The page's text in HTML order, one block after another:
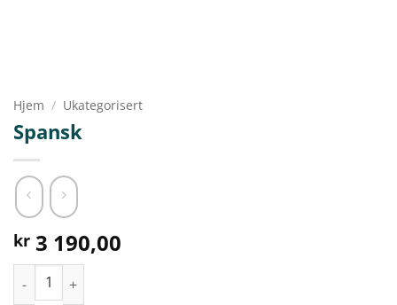
Hjem / Ukategorisert
Spansk
kr 3 190,00
Spansk antall